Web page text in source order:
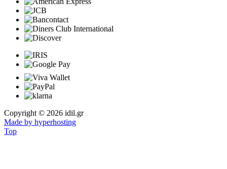
Copyright © 2026 idil.gr
Made by hyperhosting
Top